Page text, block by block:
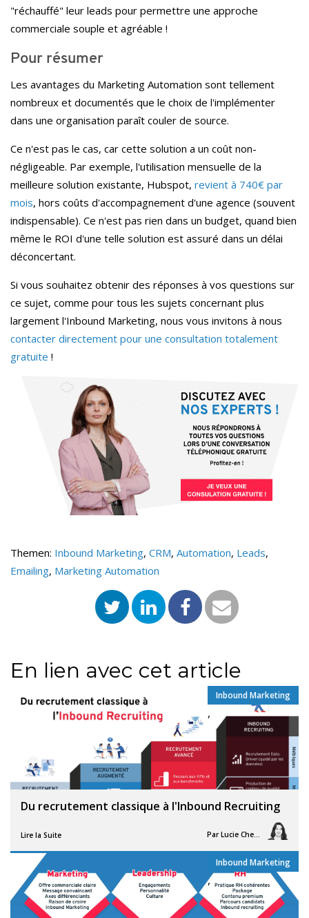
"réchauffé" leur leads pour permettre une approche
commerciale souple et agréable !
Pour résumer
Les avantages du Marketing Automation sont tellement
nombreux et documentés que le choix de l'implémenter
dans une organisation paraît couler de source.
Ce n'est pas le cas, car cette solution a un coût non-
négligeable. Par exemple, l'utilisation mensuelle de la
meilleure solution existante, Hubspot, revient à 740€ par
mois, hors coûts d'accompagnement d'une agence (souvent
indispensable). Ce n'est pas rien dans un budget, quand bien
même le ROI d'une telle solution est assuré dans un délai
déconcertant.
Si vous souhaitez obtenir des réponses à vos questions sur
ce sujet, comme pour tous les sujets concernant plus
largement l'Inbound Marketing, nous vous invitons à nous
contacter directement pour une consultation totalement
gratuite !
Themen: Inbound Marketing, CRM, Automation, Leads,
Emailing, Marketing Automation
En lien avec cet article
Du recrutement classique à l'Inbound Recruiting
Lire la Suite Par
Inbound Marketing
,
Inbound Marketing
,